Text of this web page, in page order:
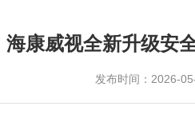
海康威视全新升级安
发布时间：2026-